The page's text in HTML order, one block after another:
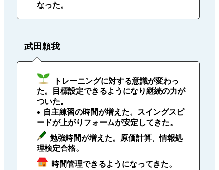
なった。
武田頼我
トレーニングに対する意識が変わっ
た。目標設定できるようになり継続の力が
ついた。
自主練習の時間が増えた。スイングスピ
ードが上がりフォームが安定してきた。
勉強時間が増えた。原価計算、情報処
理検定合格。
時間管理できるようになってきた。